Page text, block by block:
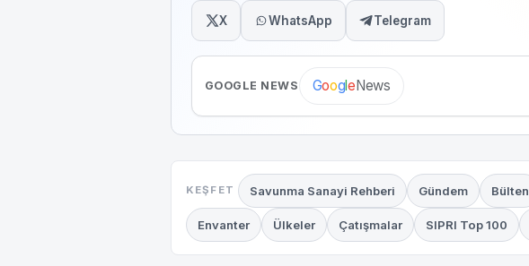
X WhatsApp Telegram
GOOGLE NEWS GoogleNews
KEŞFET Savunma Sanayi Rehberi Gündem Bülten
Envanter Ülkeler Çatışmalar SIPRI Top 100